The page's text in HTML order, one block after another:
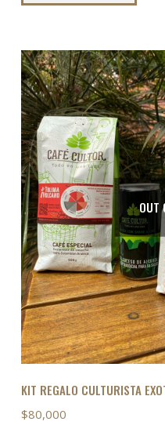
OUT
KIT REGALO CULTURISTA
$80,000